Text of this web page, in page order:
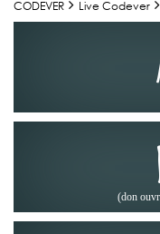
CODEVER Live Codever
(don